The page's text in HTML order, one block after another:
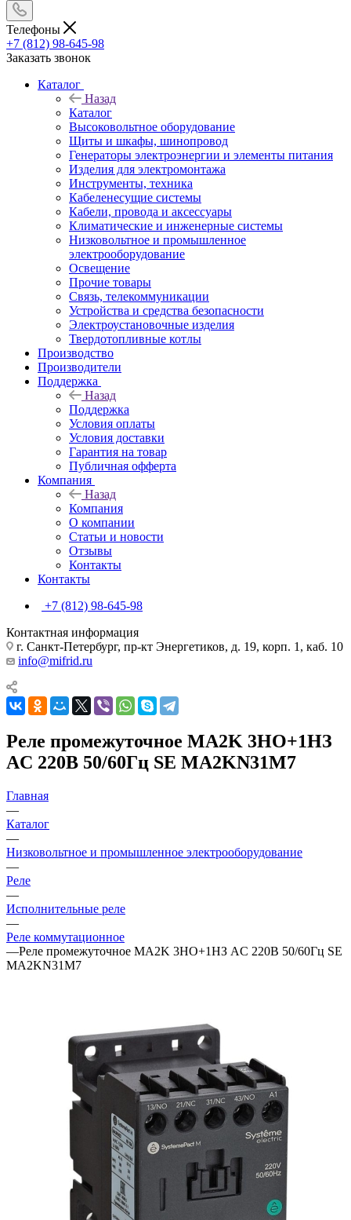
Телефоны
+7 (812) 98-645-98
Заказать звонок
Каталог
Назад
Каталог
Высоковольтное оборудование
Щиты и шкафы, шинопровод
Генераторы электроэнергии и элементы питания
Изделия для электромонтажа
Инструменты, техника
Кабеленесущие системы
Кабели, провода и аксессуары
Климатические и инженерные системы
Низковольтное и промышленное
электрооборудование
Освещение
Прочие товары
Связь, телекоммуникации
Устройства и средства безопасности
Электроустановочные изделия
Твердотопливные котлы
Производство
Производители
Поддержка
Назад
Поддержка
Условия оплаты
Условия доставки
Гарантия на товар
Публичная офферта
Компания
Назад
Компания
О компании
Статьи и новости
Отзывы
Контакты
Контакты
+7 (812) 98-645-98
Контактная информация
г. Санкт-Петербург, пр-кт Энергетиков, д. 19, корп. 1, каб. 10
info@mifrid.ru
Реле промежуточное MA2K 3НО+1НЗ
AC 220В 50/60Гц SE MA2KN31M7
Главная
—
Каталог
—
Низковольтное и промышленное электрооборудование
—
Реле
—
Исполнительные реле
—
Реле коммутационное
—Реле промежуточное MA2K 3НО+1НЗ AC 220В 50/60Гц SE
MA2KN31M7